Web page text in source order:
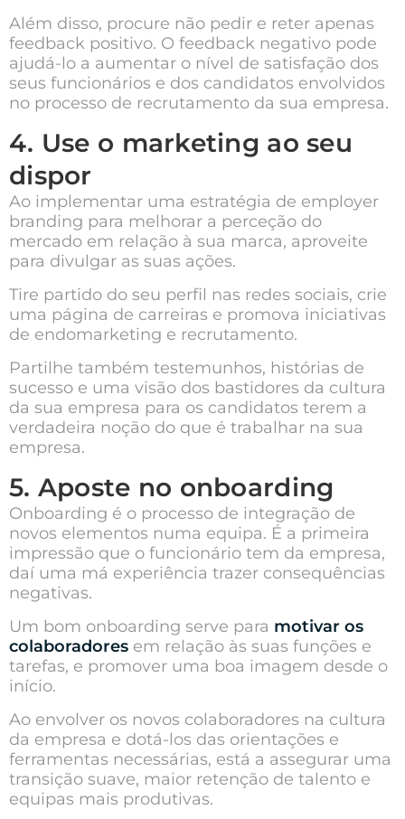
Além disso, procure não pedir e reter apenas
feedback positivo. O feedback negativo pode
ajudá-lo a aumentar o nível de satisfação dos
seus funcionários e dos candidatos envolvidos
no processo de recrutamento da sua empresa.
4. Use o marketing ao seu
dispor
Ao implementar uma estratégia de employer
branding para melhorar a perceção do
mercado em relação à sua marca, aproveite
para divulgar as suas ações.
Tire partido do seu perfil nas redes sociais, crie
uma página de carreiras e promova iniciativas
de endomarketing e recrutamento.
Partilhe também testemunhos, histórias de
sucesso e uma visão dos bastidores da cultura
da sua empresa para os candidatos terem a
verdadeira noção do que é trabalhar na sua
empresa.
5. Aposte no onboarding
Onboarding é o processo de integração de
novos elementos numa equipa. É a primeira
impressão que o funcionário tem da empresa,
daí uma má experiência trazer consequências
negativas.
Um bom onboarding serve para motivar os
colaboradores em relação às suas funções e
tarefas, e promover uma boa imagem desde o
início.
Ao envolver os novos colaboradores na cultura
da empresa e dotá-los das orientações e
ferramentas necessárias, está a assegurar uma
transição suave, maior retenção de talento e
equipas mais produtivas.